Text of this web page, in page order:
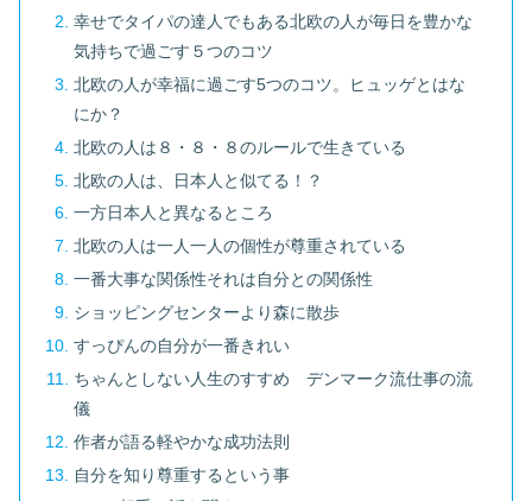
幸せでタイパの達人でもある北欧の人が毎日を豊かな
気持ちで過ごす５つのコツ
北欧の人が幸福に過ごす5つのコツ。ヒュッゲとはな
にか？
北欧の人は８・８・８のルールで生きている
北欧の人は、日本人と似てる！？
一方日本人と異なるところ
北欧の人は一人一人の個性が尊重されている
一番大事な関係性それは自分との関係性
ショッピングセンターより森に散歩
すっぴんの自分が一番きれい
ちゃんとしない人生のすすめ デンマーク流仕事の流
儀
作者が語る軽やかな成功法則
自分を知り尊重するという事